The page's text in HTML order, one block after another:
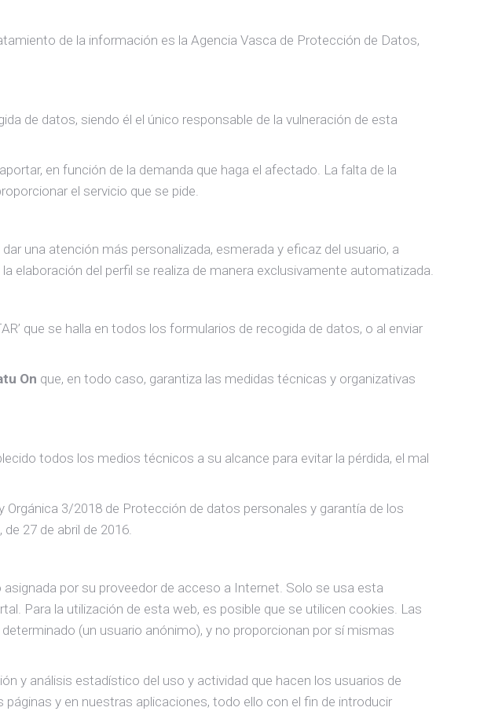
de la información es la Agencia Vasca de Protección de Datos,
de datos, siendo él el único responsable de la vulneración de esta
en función de la demanda que haga el afectado. La falta de la
el servicio que se pide.
una atención más personalizada, esmerada y eficaz del usuario, a
elaboración del perfil se realiza de manera exclusivamente automatizada.
que se halla en todos los formularios de recogida de datos, o al enviar
On que, en todo caso, garantiza las medidas técnicas y organizativas
todos los medios técnicos a su alcance para evitar la pérdida, el mal
3/2018 de Protección de datos personales y garantía de los
27 de abril de 2016.
por su proveedor de acceso a Internet. Solo se usa esta
Para la utilización de esta web, es posible que se utilicen cookies. Las
(un usuario anónimo), y no proporcionan por sí mismas
y análisis estadístico del uso y actividad que hacen los usuarios de
y en nuestras aplicaciones, todo ello con el fin de introducir